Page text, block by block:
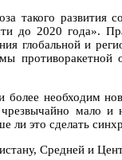
такого развития
до 2020 года».
глобальной и
более необходим
мало и
это сделать
Средней и